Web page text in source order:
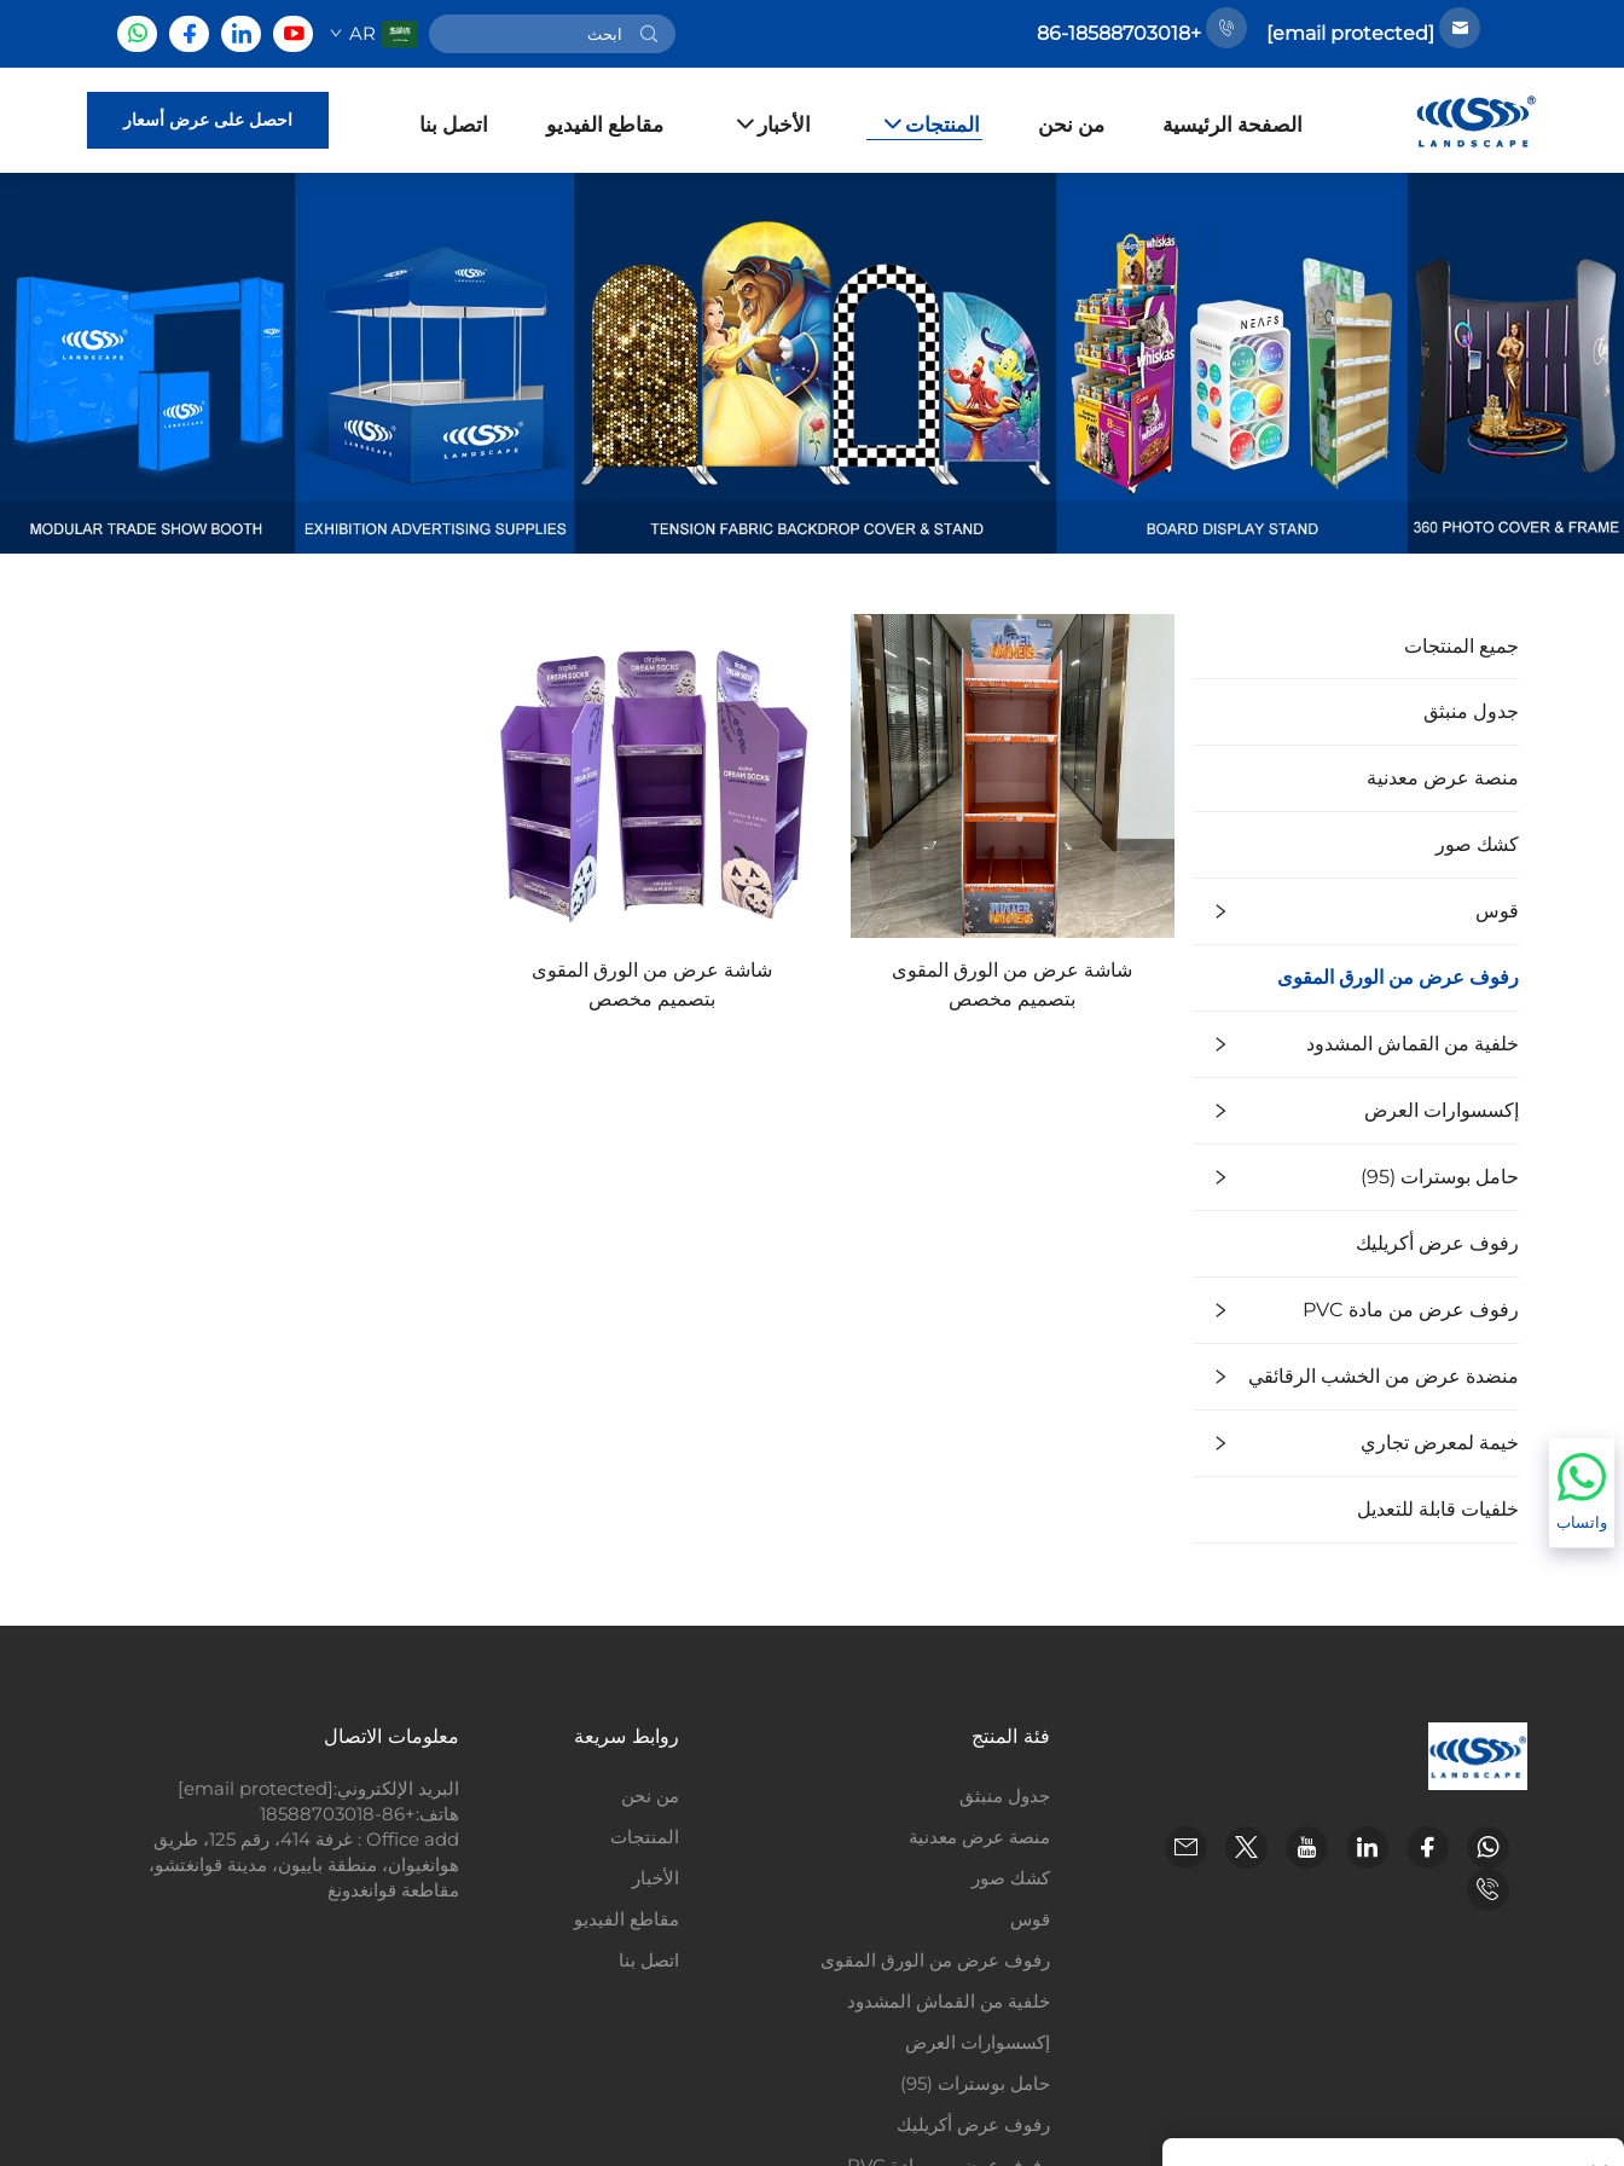
[email protected]
+86-18588703018
AR
الصفحة الرئيسية من نحن المنتجات الأخبار مقاطع الفيديو اتصل بنا احصل على عرض أسعار
جميع المنتجات
جدول منبثق
منصة عرض معدنية
كشك صور
قوس
رفوف عرض من الورق المقوى
خلفية من القماش المشدود
إكسسوارات العرض
حامل بوسترات (95)
رفوف عرض أكريليك
رفوف عرض من مادة PVC
منضدة عرض من الخشب الرقائقي
خيمة لمعرض تجاري
خلفيات قابلة للتعديل
شاشة عرض من الورق المقوى
بتصميم مخصص
شاشة عرض من الورق المقوى
بتصميم مخصص
واتساب
فئة المنتج
جدول منبثق
منصة عرض معدنية
كشك صور
قوس
رفوف عرض من الورق المقوى
خلفية من القماش المشدود
إكسسوارات العرض
حامل بوسترات (95)
رفوف عرض أكريليك
روابط سريعة
من نحن
المنتجات
الأخبار
مقاطع الفيديو
اتصل بنا
معلومات الاتصال
البريد الإلكتروني:[email protected]
هاتف:+86-18588703018
Office add : غرفة 414، رقم 125، طريق
هوانغيوان، منطقة باييون، مدينة قوانغتشو،
مقاطعة قوانغدونغ